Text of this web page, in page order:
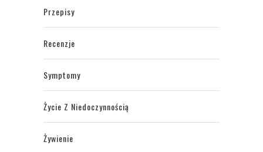
Przepisy
Recenzje
Symptomy
Życie Z Niedoczynnością
Żywienie